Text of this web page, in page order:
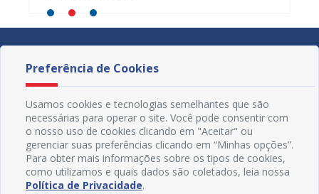
Preferência de Cookies
Usamos cookies e tecnologias semelhantes que são
necessárias para operar o site. Você pode consentir com
o nosso uso de cookies clicando em "Aceitar" ou
gerenciar suas preferências clicando em “Minhas opções”.
Para obter mais informações sobre os tipos de cookies,
como utilizamos e quais dados são coletados, leia nossa
Política de Privacidade.